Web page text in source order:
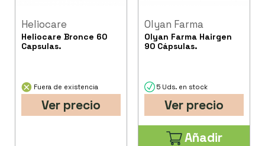
Heliocare
Heliocare Bronce 60
Capsulas.
Fuera de existencia
Ver precio
Olyan Farma
Olyan Farma Hairgen
90 Cápsulas.
5 Uds. en stock
Ver precio
Añadir